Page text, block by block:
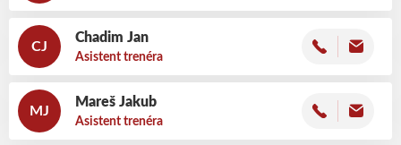
CJ
Jan
Chadim
Asistent trenéra
MJ
Jakub
Mareš
Asistent trenéra